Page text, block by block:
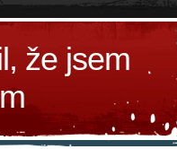
že jsem